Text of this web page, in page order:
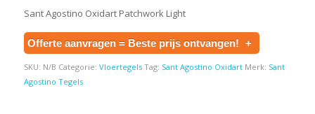
Sant Agostino Oxidart Patchwork Light
Offerte aanvragen = Beste prijs ontvangen! +
SKU: N/B Categorie: Vloertegels Tag: Sant Agostino Oxidart Merk: Sant
Agostino Tegels